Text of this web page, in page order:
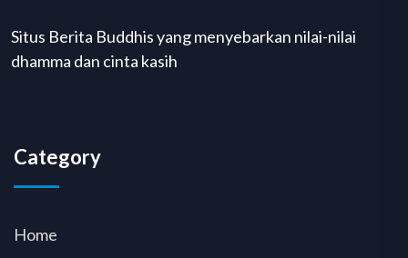
Situs Berita Buddhis yang menyebarkan nilai-nilai
dhamma dan cinta kasih
Category
Home